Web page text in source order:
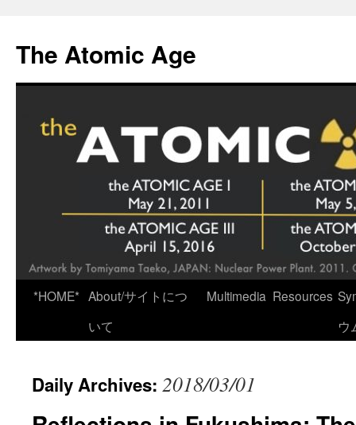
content
The Atomic Age
*HOME* About/サイトにつ
いて
Multimedia Resources
ウ
Daily Archives: 2018/03/01